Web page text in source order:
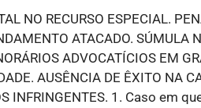
NO RECURSO ESPECIAL.
ATACADO. SÚMULA
ADVOCATÍCIOS EM
AUSÊNCIA DE ÊXITO NA
INFRINGENTES. 1. Caso em